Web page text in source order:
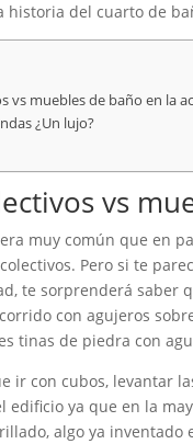
historia del cuarto de
vs muebles de baño en la
¿Un lujo?
vs
muy común que en
Pero si te
te sorprenderá saber
con agujeros
tinas de piedra con
ir con cubos, levantar
edificio ya que en la
algo ya inventado